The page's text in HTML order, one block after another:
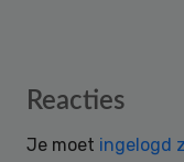
Reader
Reacties
Je moet ingelogd